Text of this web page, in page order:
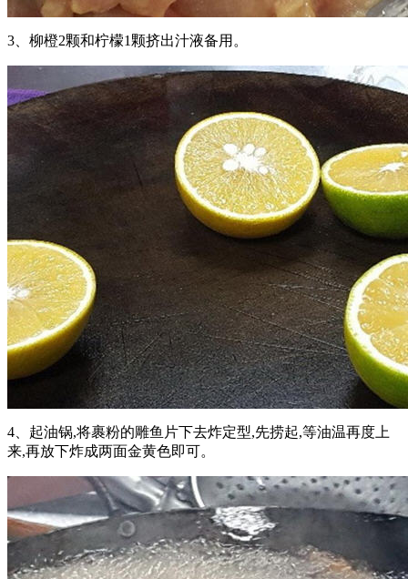
3、柳橙2颗和柠檬1颗挤出汁液备用。
4、起油锅,将裹粉的雕鱼片下去炸定型,先捞起,等油温再度上
来,再放下炸成两面金黄色即可。